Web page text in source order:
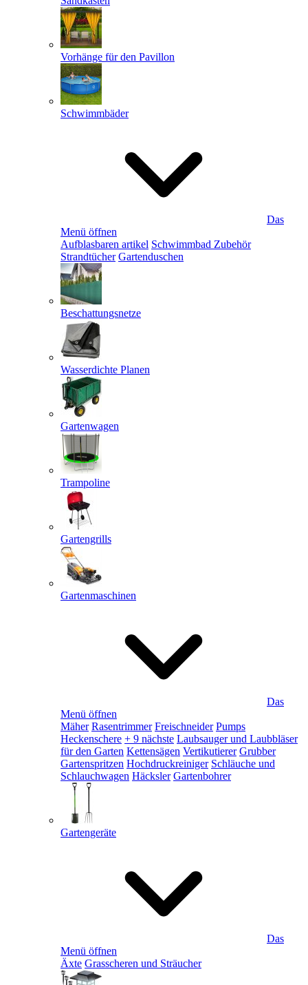
Vorhänge für den Pavillon
Schwimmbäder
Das
Menü öffnen
Aufblasbaren artikel Schwimmbad Zubehör
Strandtücher Gartenduschen
Beschattungsnetze
Wasserdichte Planen
Gartenwagen
Trampoline
Gartengrills
Gartenmaschinen
Das
Menü öffnen
Mäher Rasentrimmer Freischneider Pumps
Heckenschere + 9 nächste Laubsauger und Laubbläser
für den Garten Kettensägen Vertikutierer Grubber
Gartenspritzen Hochdruckreiniger Schläuche und
Schlauchwagen Häcksler Gartenbohrer
Gartengeräte
Das
Menü öffnen
Äxte Grasscheren und Sträucher